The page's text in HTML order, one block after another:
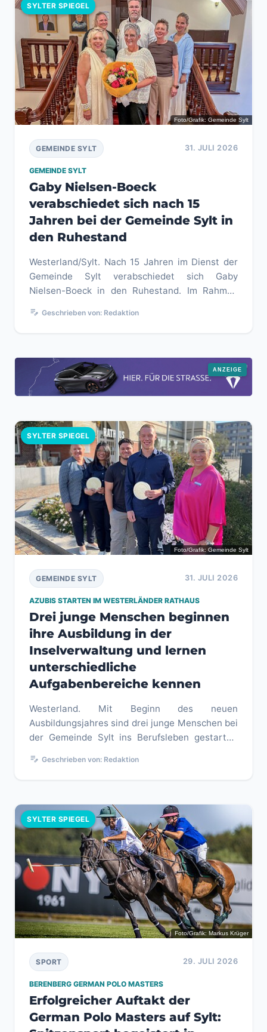
SYLTER SPIEGEL
Foto/Grafik: Gemeinde Sylt
31. JULI 2026
GEMEINDE SYLT
GEMEINDE SYLT
Gaby Nielsen-Boeck
verabschiedet sich nach 15
Jahren bei der Gemeinde Sylt in
den Ruhestand
Westerland/Sylt. Nach 15 Jahren im Dienst der
Gemeinde Sylt verabschiedet sich Gaby
Nielsen-Boeck in den Ruhestand. Im Rahmen
edit_note Geschrieben von: Redaktion
SYLTER SPIEGEL
Foto/Grafik: Gemeinde Sylt
31. JULI 2026
GEMEINDE SYLT
AZUBIS STARTEN IM WESTERLÄNDER RATHAUS
Drei junge Menschen beginnen
ihre Ausbildung in der
Inselverwaltung und lernen
unterschiedliche
Aufgabenbereiche kennen
Westerland. Mit Beginn des neuen
Ausbildungsjahres sind drei junge Menschen bei
der Gemeinde Sylt ins Berufsleben gestartet.
edit_note Geschrieben von: Redaktion
SYLTER SPIEGEL
Foto/Grafik: Markus Krüger
29. JULI 2026
SPORT
BERENBERG GERMAN POLO MASTERS
Erfolgreicher Auftakt der
German Polo Masters auf Sylt: